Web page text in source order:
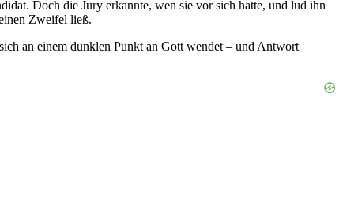
Doch die Jury erkannte, wen sie vor sich hatte, und lud ihn
Zweifel ließ.
an einem dunklen Punkt an Gott wendet – und Antwort